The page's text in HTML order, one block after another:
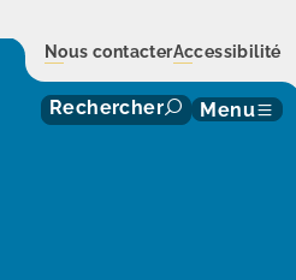
Nous contacterAccessibilité
Rechercher Menu